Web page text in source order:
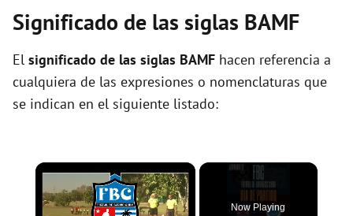
Significado de las siglas BAMF
El significado de las siglas BAMF hacen referencia a
cualquiera de las expresiones o nomenclaturas que
se indican en el siguiente listado:
×
Now Playing